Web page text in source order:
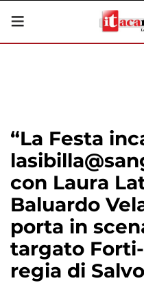
“La Festa
con Laura
Baluardo
porta in
targato
regia di